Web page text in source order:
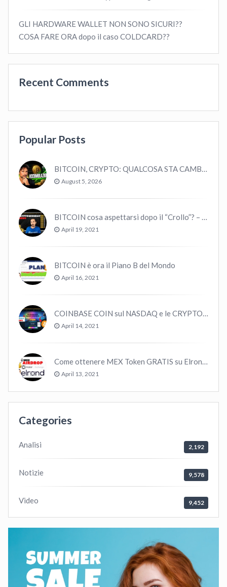
GLI HARDWARE WALLET NON SONO SICURI??
COSA FARE ORA dopo il caso COLDCARD??
Recent Comments
Popular Posts
BITCOIN, CRYPTO: QUALCOSA STA CAMBIANDO? (ASCOLTA…)
August 5, 2026
BITCOIN cosa aspettarsi dopo il “Crollo”? – CryptoMonday NEWS w16/’21
April 19, 2021
BITCOIN è ora il Piano B del Mondo
April 16, 2021
COINBASE COIN sul NASDAQ e le CRYPTO volano!
April 14, 2021
Come ottenere MEX Token GRATIS su Elrond ?
April 13, 2021
Categories
Analisi 2,192
Notizie 9,578
Video 9,452